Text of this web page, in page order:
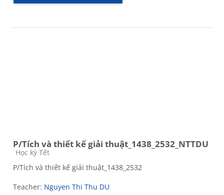
P/Tích và thiết kế giải thuật_1438_2532_NTTDU
Course category
Học kỳ Tết
P/Tích và thiết kế giải thuật_1438_2532
Teacher: Nguyen Thi Thu DU